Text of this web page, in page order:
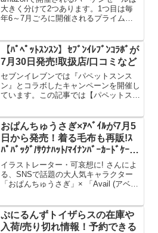
大きく分けて2つあります。1つ目は毎
年6～7月ごろに開催されるプライム
一般会員でも誰でも参加できる「ブラッ
クフライデー」です。こ...
【ﾊﾟﾍﾟｯﾄｽﾝｽﾝ】ｾﾌﾞﾝｲﾚﾌﾞﾝｺﾗﾎﾞが
7月30日発売!取扱店/口コミなど
セブンイレブンでは『パペットスンス
ン』とコラボしたキャンペーンを開催し
ています。この記事では【パペットスン
【パペットスンスン】セブンイレブンコ
ラボ取扱い店舗や口コミ発売日...
おぱんちゅうさぎ×ｱﾍﾞｲﾙが7月5
日から発売！着る毛布も再販!ｽ
ﾊﾟﾊﾞｯｸﾞ/ｻｳﾅﾊｯﾄ/ﾏｲﾅﾝﾊﾞｰｶｰﾄﾞｹｰｽ
など
イラストレーター・可哀想に! さんによ
る、SNSで話題の大人気キャラクター
「おぱんちゅうさぎ」× 「Avail (アベイ
ぱんちゅうさぎ×アベイル商品ラインナ
ップな...
ぷにるんずトイザらスの在庫や
入荷/売り切れ情報！予約できる